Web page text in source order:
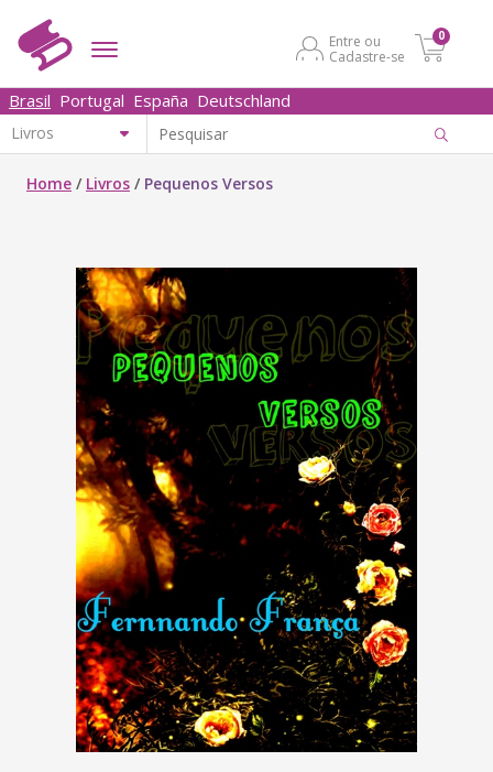
Entre ou
Cadastre-se
0
Brasil Portugal España Deutschland
Home / Livros / Pequenos Versos